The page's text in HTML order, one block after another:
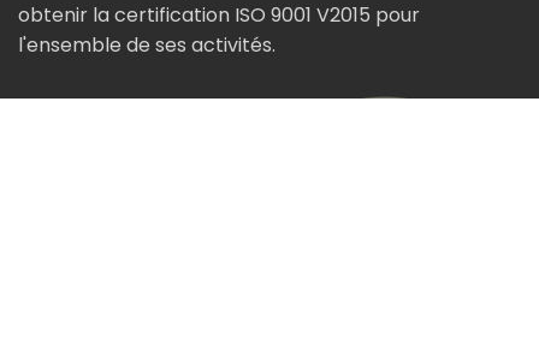
obtenir la certification ISO 9001 V2015 pour
l'ensemble de ses activités.